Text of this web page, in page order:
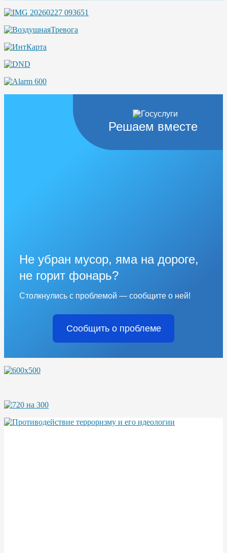
Решаем вместе
Не убран мусор, яма на дороге,
не горит фонарь?
Столкнулись с проблемой — сообщите о ней!
Сообщить о проблеме